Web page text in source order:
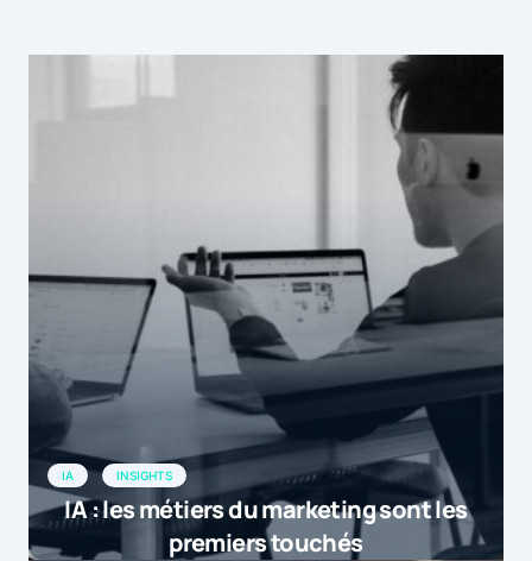
IA INSIGHTS
IA : les métiers du marketing sont les
premiers touchés